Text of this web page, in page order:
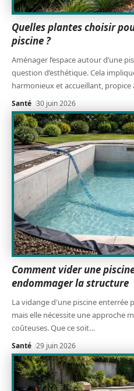
Quelles plantes choisir
piscine ?
Aménager l’espace autour d’une
question d’esthétique. Cela
harmonieux et accueillant, propice
Santé 30 juin 2026
Comment vider une
endommager la structure
La vidange d'une piscine enterrée
mais elle nécessite une approche
coûteuses. Que ce soit…
Santé 29 juin 2026